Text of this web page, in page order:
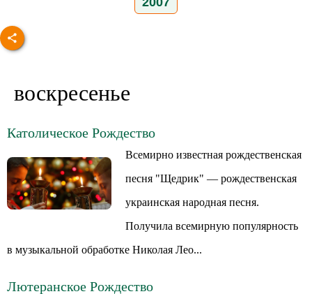
воскресенье
Католическое Рождество
Всемирно известная рождественская
песня "Щедрик" — рождественская
украинская народная песня.
Получила всемирную популярность
в музыкальной обработке Николая Лео...
Лютеранское Рождество